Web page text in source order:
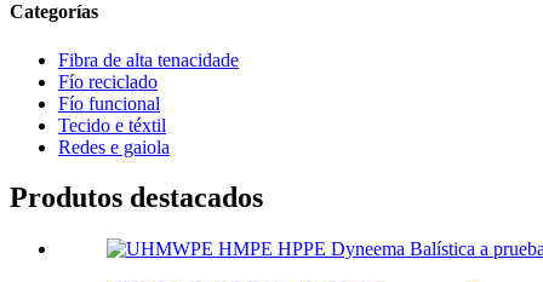
Categorías
Fibra de alta tenacidade
Fío reciclado
Fío funcional
Tecido e téxtil
Redes e gaiola
Produtos destacados